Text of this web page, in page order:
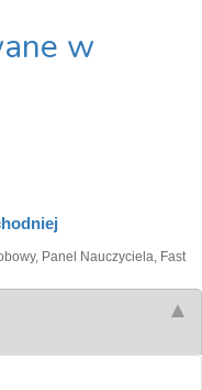
w
Panel Nauczyciela, Fast